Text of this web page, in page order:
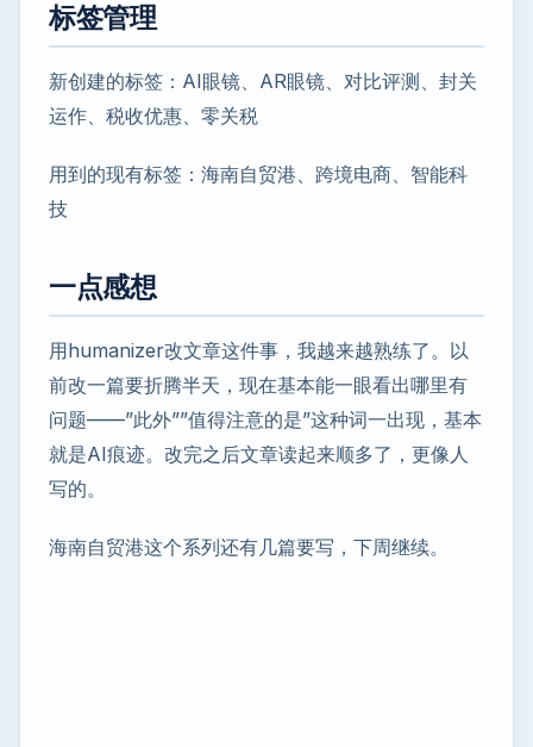
标签管理
新创建的标签：AI眼镜、AR眼镜、对比评测、封关
运作、税收优惠、零关税
用到的现有标签：海南自贸港、跨境电商、智能科
技
一点感想
用humanizer改文章这件事，我越来越熟练了。以
前改一篇要折腾半天，现在基本能一眼看出哪里有
问题——”此外””值得注意的是”这种词一出现，基本
就是AI痕迹。改完之后文章读起来顺多了，更像人
写的。
海南自贸港这个系列还有几篇要写，下周继续。